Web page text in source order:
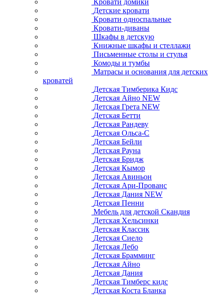
Детские кровати
Кровати односпальные
Кровати-диваны
Шкафы в детскую
Книжные шкафы и стеллажи
Письменные столы и стулья
Комоды и тумбы
Матрасы и основания для детских
кроватей
Детская Тимберика Кидс
Детская Айно NEW
Детская Грета NEW
Детская Бетти
Детская Рандеву
Детская Ольса-С
Детская Бейли
Детская Рауна
Детская Бридж
Детская Кымор
Детская Авиньон
Детская Ари-Прованс
Детская Дания NEW
Детская Пенни
Мебель для детской Скандия
Детская Хельсинки
Детская Классик
Детская Сиело
Детская Лебо
Детская Брамминг
Детская Айно
Детская Дания
Детская Тимберс кидс
Детская Коста Бланка